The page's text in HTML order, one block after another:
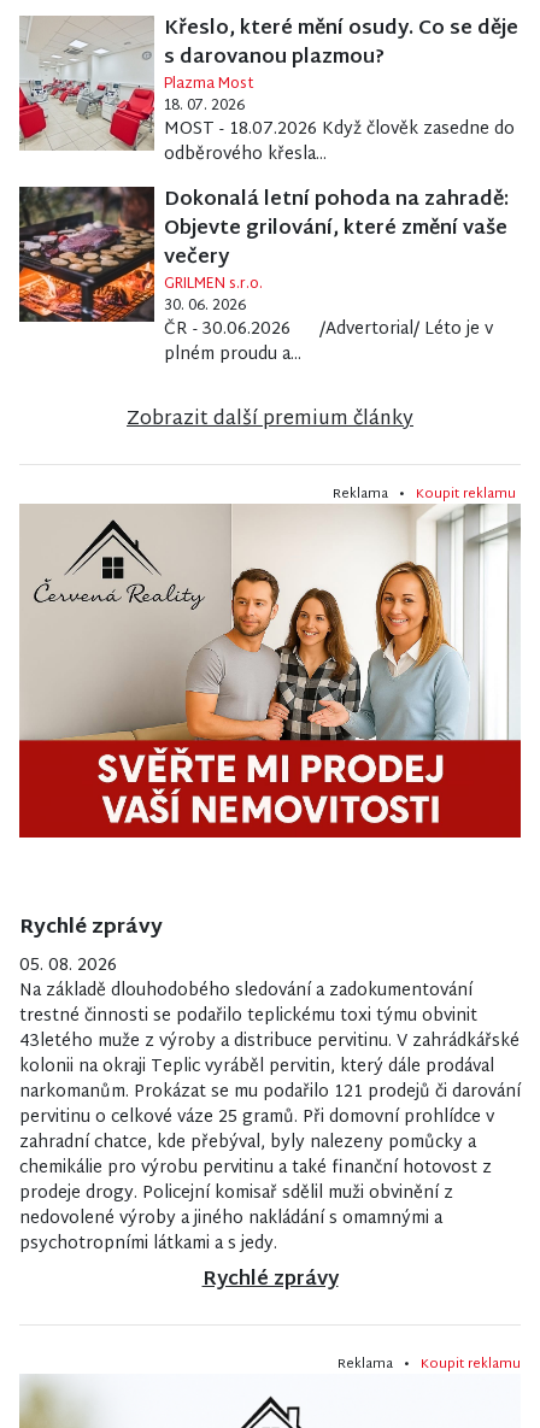
Křeslo, které mění osudy. Co se děje
s darovanou plazmou?
Plazma Most
18. 07. 2026
MOST - 18.07.2026 Když člověk zasedne do
odběrového křesla...
Dokonalá letní pohoda na zahradě:
Objevte grilování, které změní vaše
večery
GRILMEN s.r.o.
30. 06. 2026
ČR - 30.06.2026 /Advertorial/ Léto je v
plném proudu a...
Zobrazit další premium články
Reklama • Koupit reklamu
Rychlé zprávy
05. 08. 2026
Na základě dlouhodobého sledování a zadokumentování
trestné činnosti se podařilo teplickému toxi týmu obvinit
43letého muže z výroby a distribuce pervitinu. V zahrádkářské
kolonii na okraji Teplic vyráběl pervitin, který dále prodával
narkomanům. Prokázat se mu podařilo 121 prodejů či darování
pervitinu o celkové váze 25 gramů. Při domovní prohlídce v
zahradní chatce, kde přebýval, byly nalezeny pomůcky a
chemikálie pro výrobu pervitinu a také finanční hotovost z
prodeje drogy. Policejní komisař sdělil muži obvinění z
nedovolené výroby a jiného nakládání s omamnými a
psychotropními látkami a s jedy.
Rychlé zprávy
Reklama • Koupit reklamu